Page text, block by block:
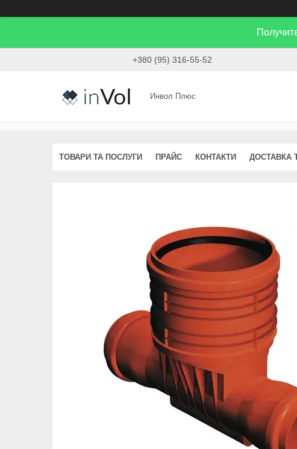
+380 (95) 316-55-52
Инвол Плюс
ТОВАРИ ТА ПОСЛУГИ ПРАЙС КОНТАКТИ ДОСТАВКА